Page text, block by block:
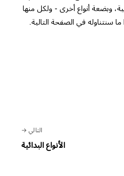
وبضعة أنواع أخرى - ولكل منها
سنتناوله في الصفحة التالية.
التالي
الأنواع البدائية